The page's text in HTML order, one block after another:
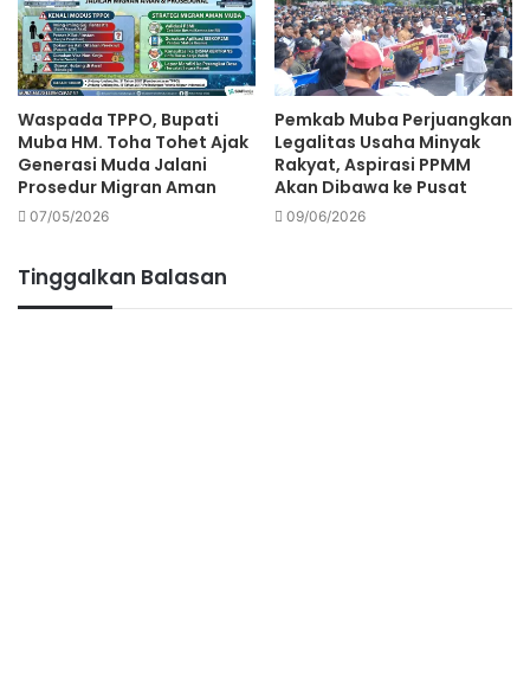
Waspada TPPO, Bupati
Muba HM. Toha Tohet Ajak
Generasi Muda Jalani
Prosedur Migran Aman
07/05/2026
Pemkab Muba Perjuangkan
Legalitas Usaha Minyak
Rakyat, Aspirasi PPMM
Akan Dibawa ke Pusat
09/06/2026
Tinggalkan Balasan